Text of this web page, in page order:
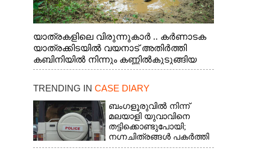
യാത്രകളിലെ വിരുന്നുകാർ .. കർണാടക
യാത്രക്കിടയിൽ വയനാട് അതിർത്തി
കബിനിയിൽ നിന്നും കണ്ണിൽകുടുങ്ങിയ
കടുവ.
TRENDING IN CASE DIARY
ബംഗളൂരുവിൽ നിന്ന്
മലയാളി യുവാവിനെ
തട്ടിക്കൊണ്ടുപോയി;
നഗ്നചിത്രങ്ങൾ പകർത്തി
മാതാവിന് അയച്ചു